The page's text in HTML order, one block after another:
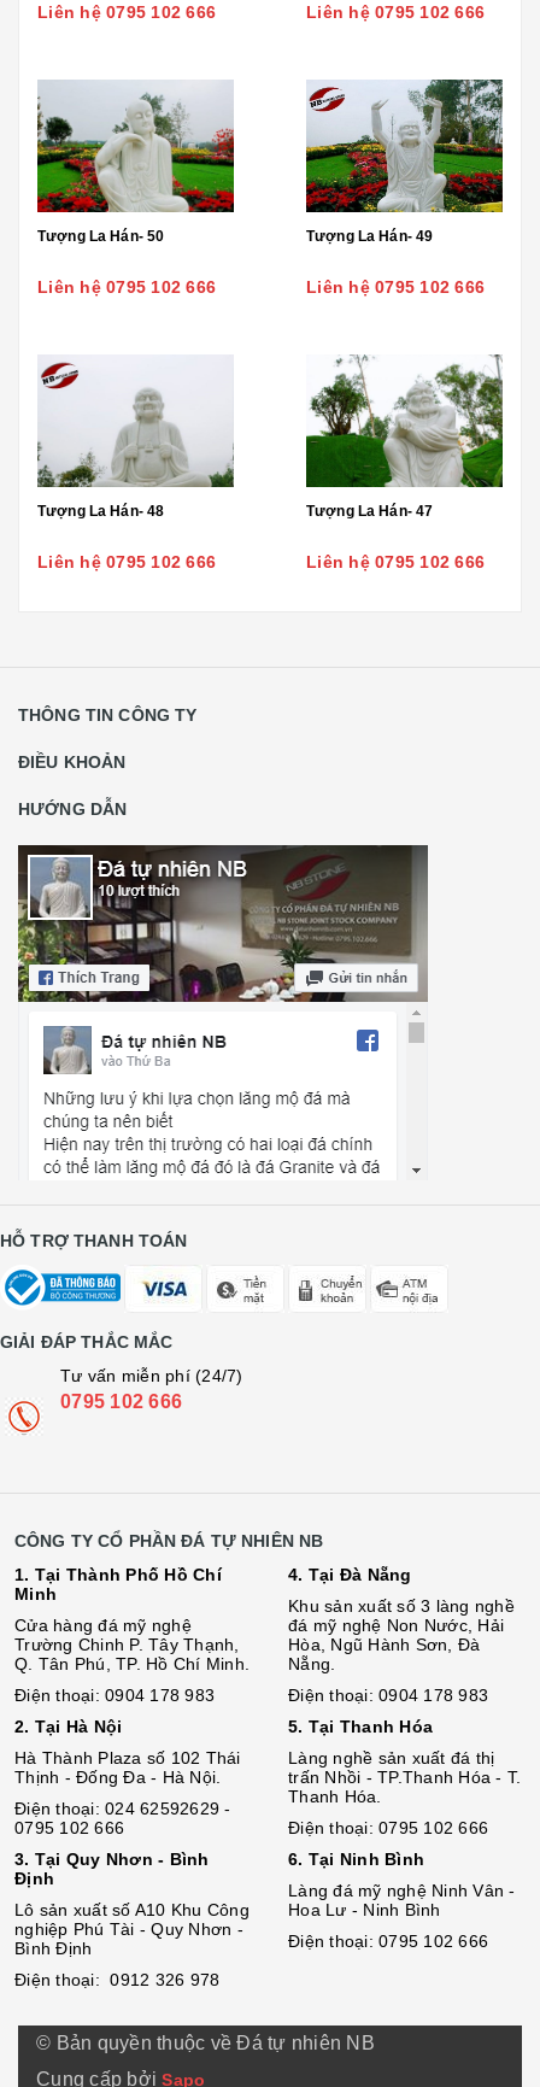
Liên hệ 0795 102 666 Liên hệ 0795 102 666
Tượng La Hán- 50
Liên hệ 0795 102 666
Tượng La Hán- 49
Liên hệ 0795 102 666
Tượng La Hán- 48
Liên hệ 0795 102 666
Tượng La Hán- 47
Liên hệ 0795 102 666
THÔNG TIN CÔNG TY
ĐIỀU KHOẢN
HƯỚNG DẪN
HỖ TRỢ THANH TOÁN
GIẢI ĐÁP THẮC MẮC
Tư vấn miễn phí (24/7)
0795 102 666
CÔNG TY CỔ PHẦN ĐÁ TỰ NHIÊN NB
1. Tại Thành Phố Hồ Chí
Minh
Cửa hàng đá mỹ nghệ
Trường Chinh P. Tây Thạnh,
Q. Tân Phú, TP. Hồ Chí Minh.
Điện thoại: 0904 178 983
2. Tại Hà Nội
Hà Thành Plaza số 102 Thái
Thịnh - Đống Đa - Hà Nội.
Điện thoại: 024 62592629 -
0795 102 666
3. Tại Quy Nhơn - Bình
Định
Lô sản xuất số A10 Khu Công
nghiệp Phú Tài - Quy Nhơn -
Bình Định
Điện thoại: 0912 326 978
4. Tại Đà Nẵng
Khu sản xuất số 3 làng nghề
đá mỹ nghệ Non Nước, Hải
Hòa, Ngũ Hành Sơn, Đà
Nẵng.
Điện thoại: 0904 178 983
5. Tại Thanh Hóa
Làng nghề sản xuất đá thị
trấn Nhồi - TP.Thanh Hóa - T.
Thanh Hóa.
Điện thoại: 0795 102 666
6. Tại Ninh Bình
Làng đá mỹ nghệ Ninh Vân -
Hoa Lư - Ninh Bình
Điện thoại: 0795 102 666
© Bản quyền thuộc về Đá tự nhiên NB
Cung cấp bởiSapo